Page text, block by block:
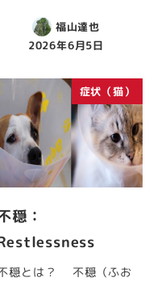
福山達也
2026年6月5日
症状（猫）
穏：
穏とは？ 不穏（ふお